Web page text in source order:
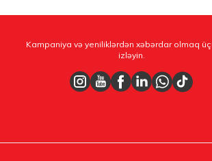
Kampaniya və yeniliklərdən xəbərdar olmaq
izləyin.